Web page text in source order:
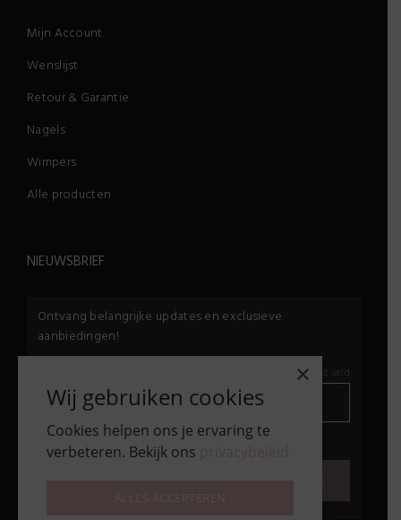
Mijn Account
Wenslijst
Retour & Garantie
Nagels
Wimpers
Alle producten
NIEUWSBRIEF
Ontvang belangrijke updates en exclusieve
aanbiedingen!
Vereist veld
Ik ga akkoord met hetprivacybeleid
×
Wij gebruiken cookies
Cookies helpen ons je ervaring te
verbeteren. Bekijk ons